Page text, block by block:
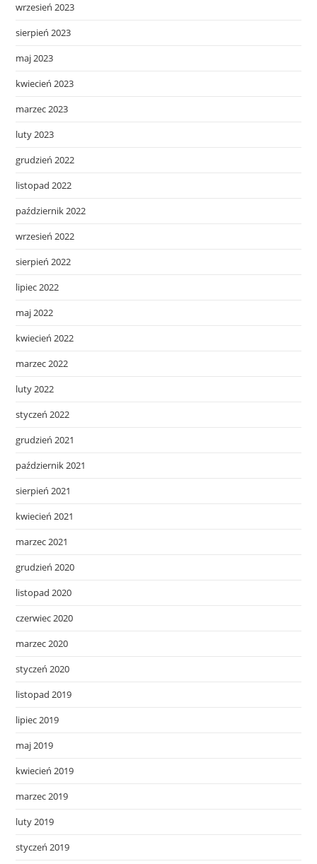
wrzesień 2023
sierpień 2023
maj 2023
kwiecień 2023
marzec 2023
luty 2023
grudzień 2022
listopad 2022
październik 2022
wrzesień 2022
sierpień 2022
lipiec 2022
maj 2022
kwiecień 2022
marzec 2022
luty 2022
styczeń 2022
grudzień 2021
październik 2021
sierpień 2021
kwiecień 2021
marzec 2021
grudzień 2020
listopad 2020
czerwiec 2020
marzec 2020
styczeń 2020
listopad 2019
lipiec 2019
maj 2019
kwiecień 2019
marzec 2019
luty 2019
styczeń 2019